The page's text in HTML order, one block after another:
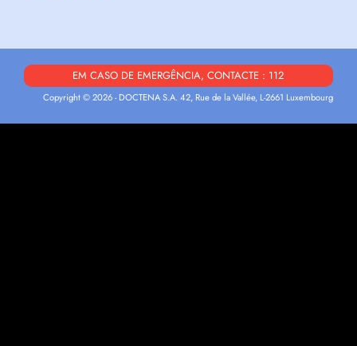
EM CASO DE EMERGÊNCIA, CONTACTE : 112
Copyright © 2026 - DOCTENA S.A. 42, Rue de la Vallée, L-2661 Luxembourg